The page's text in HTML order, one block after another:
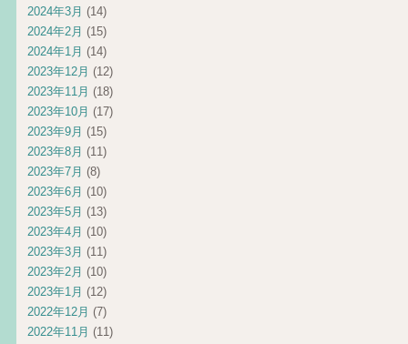
2024年3月 (14)
2024年2月 (15)
2024年1月 (14)
2023年12月 (12)
2023年11月 (18)
2023年10月 (17)
2023年9月 (15)
2023年8月 (11)
2023年7月 (8)
2023年6月 (10)
2023年5月 (13)
2023年4月 (10)
2023年3月 (11)
2023年2月 (10)
2023年1月 (12)
2022年12月 (7)
2022年11月 (11)